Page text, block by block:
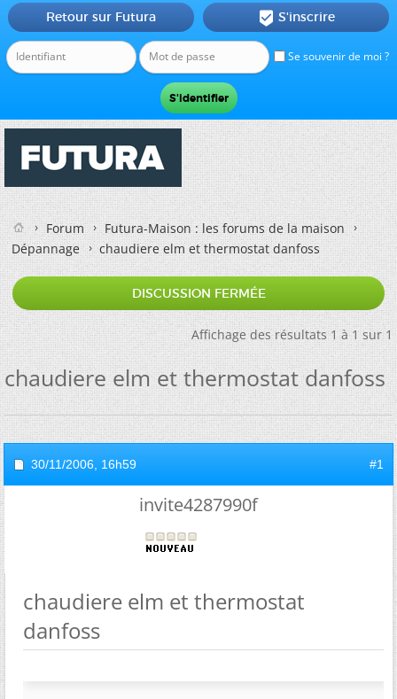
Se souvenir de moi ?
Retour sur Futura  S'inscrire
Forum
Futura-Maison : les forums de la maison
Dépannage
chaudiere elm et thermostat danfoss
DISCUSSION FERMÉE
Affichage des résultats 1 à 1 sur 1
chaudiere elm et thermostat danfoss
30/11/2006, 16h59 #1
invite4287990f
chaudiere elm et thermostat
danfoss